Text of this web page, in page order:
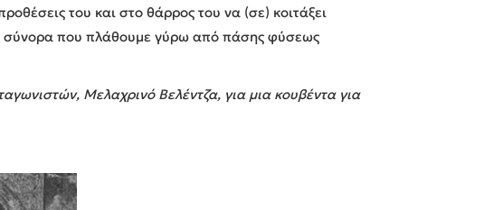
του και στο θάρρος του να (σε) κοιτάξει
σύνορα που πλάθουμε γύρω από πάσης φύσεως
Μελαχρινό Βελέντζα, για μια κουβέντα για